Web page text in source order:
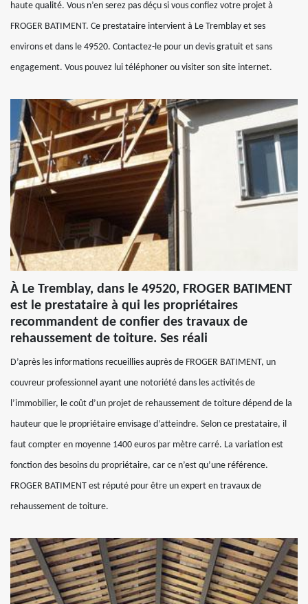
haute qualité. Vous n’en serez pas déçu si vous confiez votre projet à
FROGER BATIMENT. Ce prestataire intervient à Le Tremblay et ses
environs et dans le 49520. Contactez-le pour un devis gratuit et sans
engagement. Vous pouvez lui téléphoner ou visiter son site internet.
À Le Tremblay, dans le 49520, FROGER BATIMENT
est le prestataire à qui les propriétaires
recommandent de confier des travaux de
rehaussement de toiture. Ses réali
D’après les informations recueillies auprès de FROGER BATIMENT, un
couvreur professionnel ayant une notoriété dans les activités de
l’immobilier, le coût d’un projet de rehaussement de toiture dépend de la
hauteur que le propriétaire envisage d’atteindre. Selon ce prestataire, il
faut compter en moyenne 1400 euros par mètre carré. La variation est
fonction des besoins du propriétaire, car ce n’est qu’une référence.
FROGER BATIMENT est réputé pour être un expert en travaux de
rehaussement de toiture.